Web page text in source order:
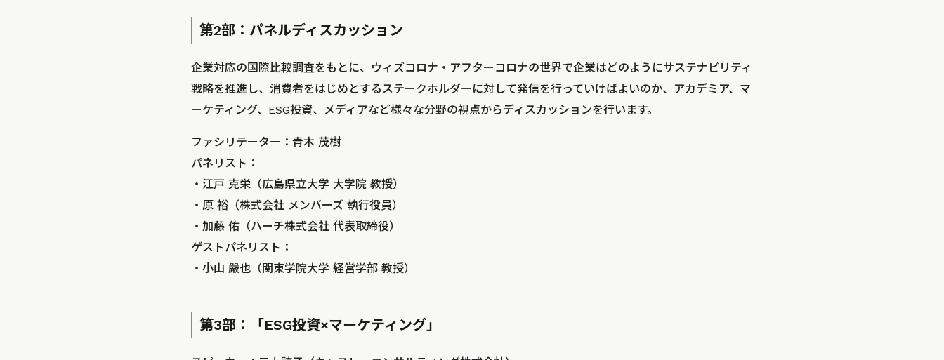
第2部：パネルディスカッション
企業対応の国際比較調査をもとに、ウィズコロナ・アフターコロナの世界で企業はどのようにサステナビリティ
戦略を推進し、消費者をはじめとするステークホルダーに対して発信を行っていけばよいのか、アカデミア、マ
ーケティング、ESG投資、メディアなど様々な分野の視点からディスカッションを行います。
ファシリテーター：青木 茂樹
パネリスト：
・江戸 克栄（広島県立大学 大学院 教授）
・原 裕（株式会社 メンバーズ 執行役員）
・加藤 佑（ハーチ株式会社 代表取締役）
ゲストパネリスト：
・小山 嚴也（関東学院大学 経営学部 教授）
第3部：「ESG投資×マーケティング」